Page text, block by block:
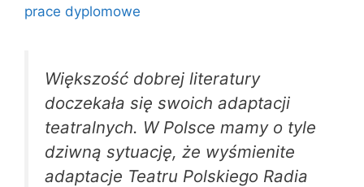
prace dyplomowe
Większość dobrej literatury
doczekała się swoich adaptacji
teatralnych. W Polsce mamy o tyle
dziwną sytuację, że wyśmienite
adaptacje Teatru Polskiego Radia